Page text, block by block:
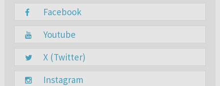
Facebook
Youtube
X (Twitter)
Instagram